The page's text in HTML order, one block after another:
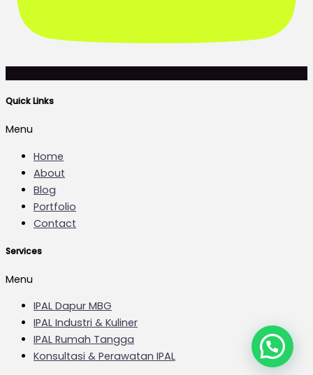
Quick Links
Menu
Home
About
Blog
Portfolio
Contact
Services
Menu
IPAL Dapur MBG
IPAL Industri & Kuliner
IPAL Rumah Tangga
Konsultasi & Perawatan IPAL